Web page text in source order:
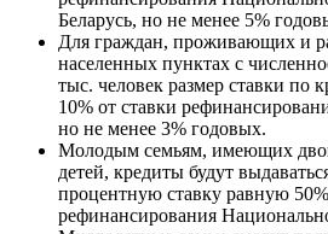
Беларусь, но не менее 5%
Для граждан, проживающих и
населенных пунктах с
тыс. человек размер ставки по
10% от ставки
но не менее 3% годовых.
Молодым семьям, имеющих
детей, кредиты будут
процентную ставку равную
рефинансирования